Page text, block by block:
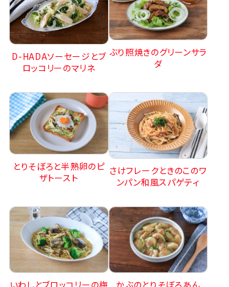
D-HADAソーセージとブ
ロッコリーのマリネ
ぶり照焼きのグリーンサラ
ダ
とりそぼろと半熟卵のピ
ザトースト
さけフレークときのこのワ
ンパン和風スパゲティ
いわしとブロッコリーの梅 かぶのとりそぼろあん